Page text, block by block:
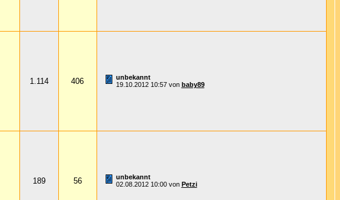
1.114 406
unbekannt
19.10.2012 10:57von baby89
189 56
unbekannt
02.08.2012 10:00von Petzi